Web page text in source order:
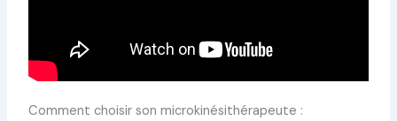
Comment choisir son microkinésithérapeute :